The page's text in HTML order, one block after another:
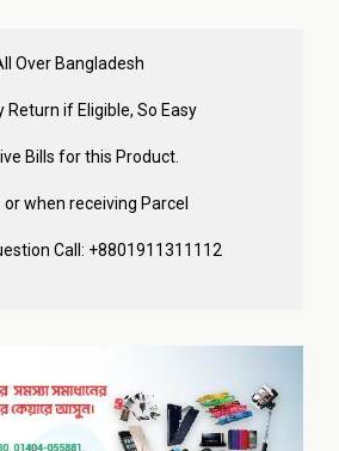
Over Bangladesh
Return if Eligible, So Easy
Bills for this Product.
or when receiving Parcel
Call: +8801911311112